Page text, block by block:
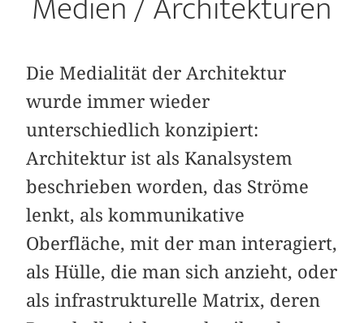
Die Medialität der Architektur
wurde immer wieder
unterschiedlich konzipiert:
Architektur ist als Kanalsystem
beschrieben worden, das Ströme
lenkt, als kommunikative
Oberfläche, mit der man interagiert,
als Hülle, die man sich anzieht, oder
als infrastrukturelle Matrix, deren